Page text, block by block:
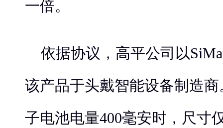
一倍。
依据协议，高平公司以
该产品于头戴智能设备制造
子电池电量400毫安时，尺寸